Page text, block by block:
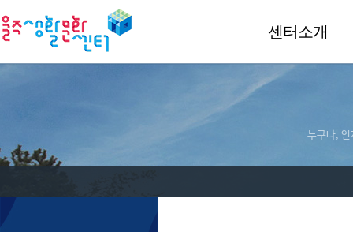
센터소개
누구나, 언